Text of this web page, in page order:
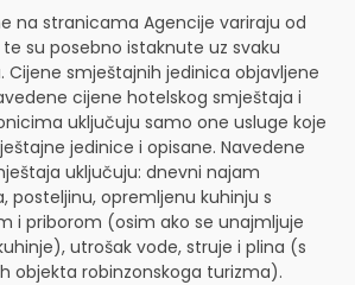
na stranicama Agencije variraju od
su posebno istaknute uz svaku
Cijene smještajnih jedinica objavljene
cijene hotelskog smještaja i
uključuju samo one usluge koje
jedinice i opisane. Navedene
uključuju: dnevni najam
posteljinu, opremljenu kuhinju s
i priborom (osim ako se unajmljuje
utrošak vode, struje i plina (s
objekta robinzonskoga turizma).